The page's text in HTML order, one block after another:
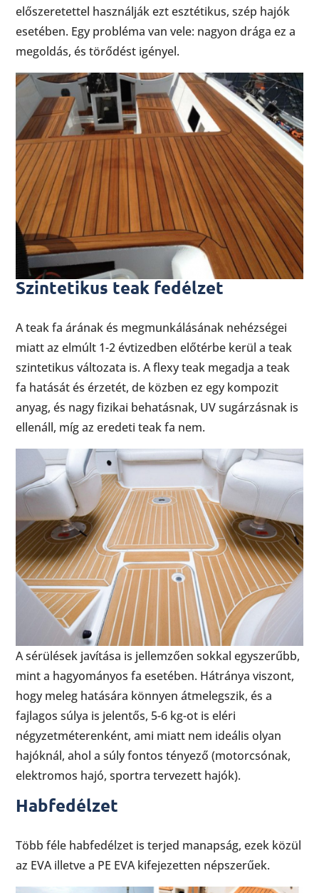
előszeretettel használják ezt esztétikus, szép hajók
esetében. Egy probléma van vele: nagyon drága ez a
megoldás, és törődést igényel.
Szintetikus teak fedélzet
A teak fa árának és megmunkálásának nehézségei
miatt az elmúlt 1-2 évtizedben előtérbe kerül a teak
szintetikus változata is. A flexy teak megadja a teak
fa hatását és érzetét, de közben ez egy kompozit
anyag, és nagy fizikai behatásnak, UV sugárzásnak is
ellenáll, míg az eredeti teak fa nem.
A sérülések javítása is jellemzően sokkal egyszerűbb,
mint a hagyományos fa esetében. Hátránya viszont,
hogy meleg hatására könnyen átmelegszik, és a
fajlagos súlya is jelentős, 5-6 kg-ot is eléri
négyzetméterenként, ami miatt nem ideális olyan
hajóknál, ahol a súly fontos tényező (motorcsónak,
elektromos hajó, sportra tervezett hajók).
Habfedélzet
Több féle habfedélzet is terjed manapság, ezek közül
az EVA illetve a PE EVA kifejezetten népszerűek.